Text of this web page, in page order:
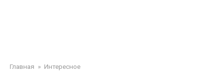
Главная » Интересное